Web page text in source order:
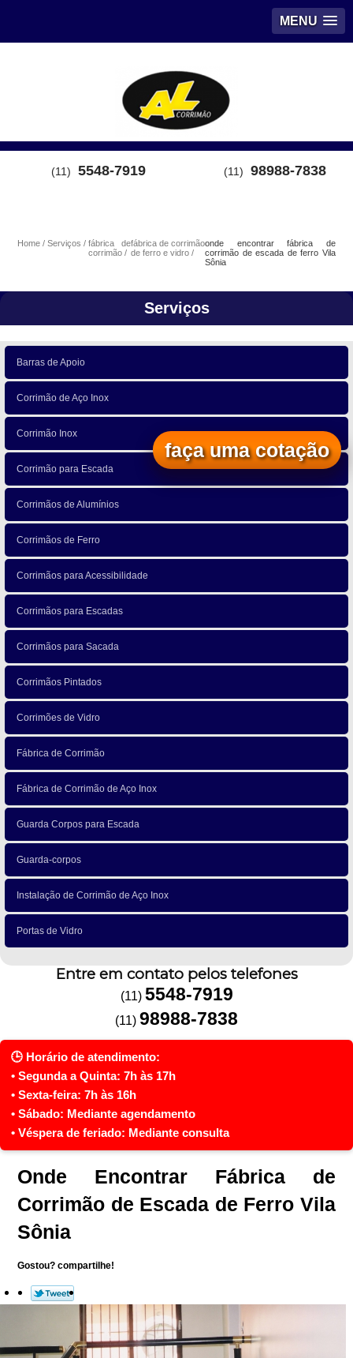
MENU
(11) 5548-7919 (11) 98988-7838
Home Serviços
fábrica de
corrimão
fábrica de corrimão
de ferro e vidro
onde encontrar fábrica de
corrimão de escada de ferro Vila
Sônia
Serviços
Barras de Apoio
Corrimão de Aço Inox
Corrimão Inox
Corrimão para Escada
Corrimãos de Alumínios
Corrimãos de Ferro
Corrimãos para Acessibilidade
Corrimãos para Escadas
Corrimãos para Sacada
Corrimãos Pintados
Corrimões de Vidro
Fábrica de Corrimão
Fábrica de Corrimão de Aço Inox
Guarda Corpos para Escada
Guarda-corpos
Instalação de Corrimão de Aço Inox
Portas de Vidro
Entre em contato pelos telefones
(11) 5548-7919
(11) 98988-7838
Onde Encontrar Fábrica de
Corrimão de Escada de Ferro Vila
Sônia
Gostou? compartilhe!
faça uma cotação